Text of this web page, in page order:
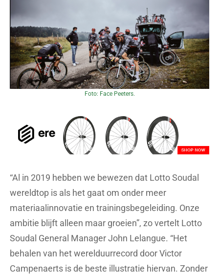
Foto: Face Peeters.
“Al in 2019 hebben we bewezen dat Lotto Soudal
wereldtop is als het gaat om onder meer
materiaalinnovatie en trainingsbegeleiding. Onze
ambitie blijft alleen maar groeien”, zo vertelt Lotto
Soudal General Manager John Lelangue. “Het
behalen van het werelduurrecord door Victor
Campenaerts is de beste illustratie hiervan. Zonder